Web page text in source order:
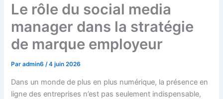
Le rôle du social media
manager dans la stratégie
de marque employeur
Paradmin6/4 juin 2026
Dans un monde de plus en plus numérique, la présence en
ligne des entreprises n’est pas seulement indispensable,